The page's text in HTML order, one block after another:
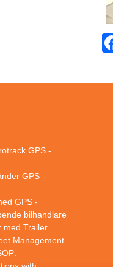
GPS -
GPS -
GPS -
bilhandlare
med Trailer
Management
with